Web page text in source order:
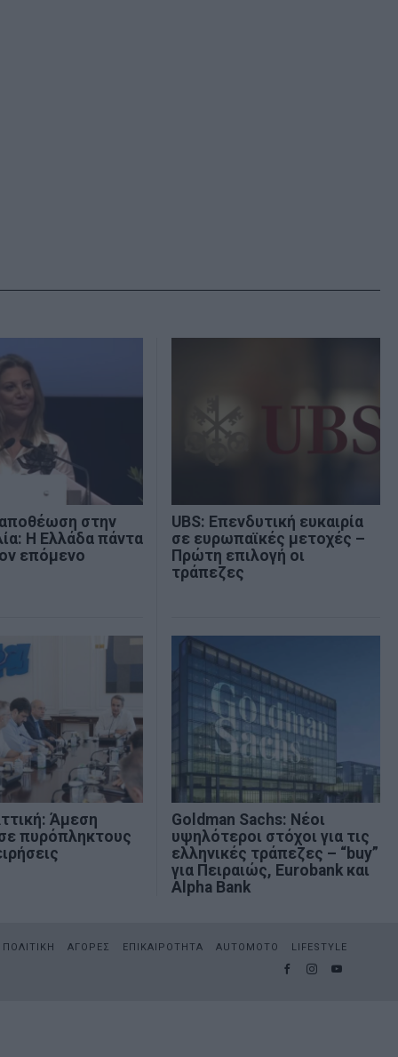
στην
Η Ελλάδα πάντα
επόμενο
UBS: Επενδυτική ευκαιρία
σε ευρωπαϊκές μετοχές –
Πρώτη επιλογή οι
τράπεζες
Άμεση
πυρόπληκτους
Goldman Sachs: Νέοι
υψηλότεροι στόχοι για τις
ελληνικές τράπεζες – “buy”
για Πειραιώς, Eurobank και
Alpha Bank
ΠΟΛΙΤΙΚΗ ΑΓΟΡΕΣ ΕΠΙΚΑΙΡΟΤΗΤΑ AUTOMOTO LIFESTYLE